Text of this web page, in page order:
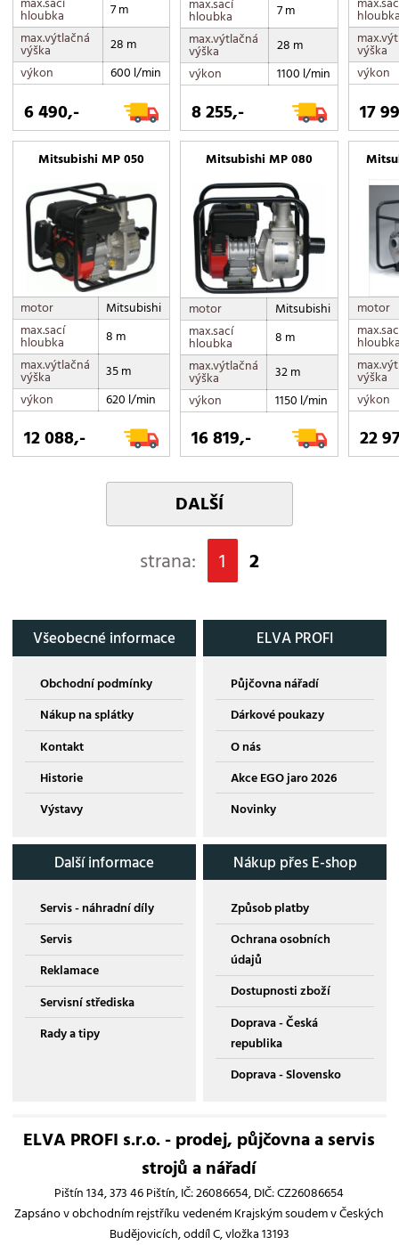
hloubka
7 m
max.výtlačná
výška
28 m
výkon
600 l/min
6 490,-
max.sací
hloubka
7 m
max.výtlačná
výška
28 m
výkon
1100 l/min
8 255,-
výška
výkon
17
Mitsubishi MP 050
motor
Mitsubishi
max.sací
hloubka
8 m
max.výtlačná
výška
35 m
výkon
620 l/min
12 088,-
Mitsubishi MP 080
motor
Mitsubishi
max.sací
hloubka
8 m
max.výtlačná
výška
32 m
výkon
1150 l/min
16 819,-
motor
výška
výkon
22
DALŠÍ
strana: 1 2
Všeobecné informace
Obchodní podmínky
Nákup na splátky
Kontakt
Historie
Výstavy
ELVA PROFI
Půjčovna nářadí
Dárkové poukazy
O nás
Akce EGO jaro 2026
Novinky
Další informace
Servis - náhradní díly
Servis
Reklamace
Servisní střediska
Rady a tipy
Nákup přes E-shop
Způsob platby
Ochrana osobních
údajů
Dostupnosti zboží
Doprava - Česká
republika
Doprava - Slovensko
ELVA PROFI s.r.o. - prodej, půjčovna a servis
strojů a nářadí
Pištín 134, 373 46 Pištín, IČ: 26086654, DIČ: CZ26086654
Zapsáno v obchodním rejstříku vedeném Krajským soudem v Českých
Budějovicích, oddíl C, vložka 13193